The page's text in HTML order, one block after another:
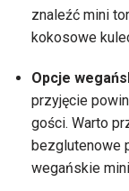
znaleźć mini
kokosowe
Opcje
przyjęcie
gości. Warto
bezglutenowe
wegańskie